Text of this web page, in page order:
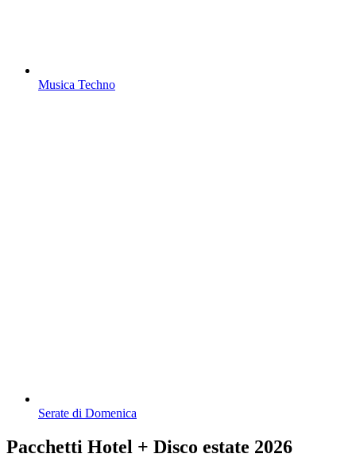
Musica Techno
Serate di Domenica
Pacchetti Hotel + Disco estate 2026